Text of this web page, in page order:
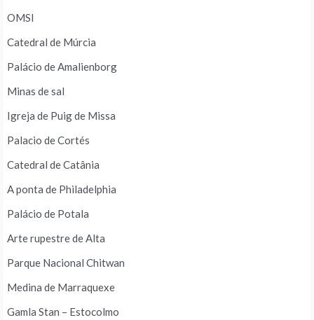
OMSI
Catedral de Múrcia
Palácio de Amalienborg
Minas de sal
Igreja de Puig de Missa
Palacio de Cortés
Catedral de Catânia
A ponta de Philadelphia
Palácio de Potala
Arte rupestre de Alta
Parque Nacional Chitwan
Medina de Marraquexe
Gamla Stan – Estocolmo